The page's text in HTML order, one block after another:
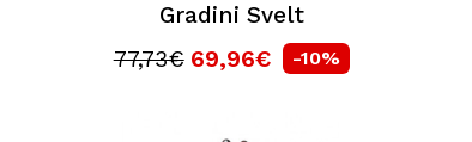
Gradini Svelt
77,73€ 69,96€ -10%